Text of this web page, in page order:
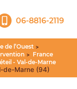
06-8816-2119
de l’Ouest >
> France
- Val-de-Marne
de-Marne (94)